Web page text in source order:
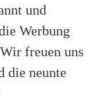
und
Werbung
freuen uns
die neunte